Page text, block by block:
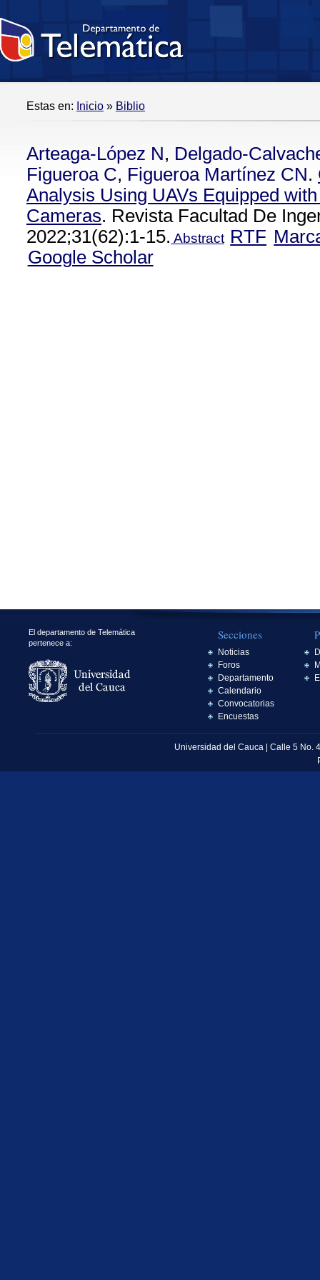
Estas en: Inicio » Biblio
Arteaga-López N, Delgado-
Figueroa C, Figueroa Martínez CN.
Analysis Using UAVs Equipped
Cameras. Revista Facultad De
2022;31(62):1-15. Abstract RTF
Google Scholar
El departamento de Telemática
pertenece a:
Secciones
Noticias
Foros
Departamento
Calendario
Convocatorias
Encuestas
Universidad del Cauca | Calle 5 No.